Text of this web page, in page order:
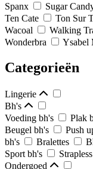
Spanx
Sugar
Ten Cate
Ton Sur
Wacoal
Walking
Wonderbra
Ysabel
Categorieën
Lingerie
Bh's
Voeding bh's
Plak
Beugel bh's
Push
bh's
Bralettes
Sport bh's
Ondergoed